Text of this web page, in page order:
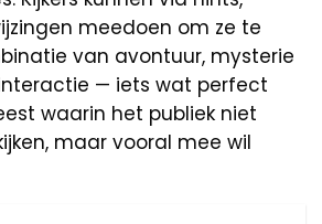
meedoen om ze te
van avontuur, mysterie
— iets wat perfect
waarin het publiek niet
maar vooral mee wil